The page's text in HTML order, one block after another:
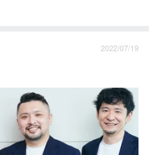
2022/07/19